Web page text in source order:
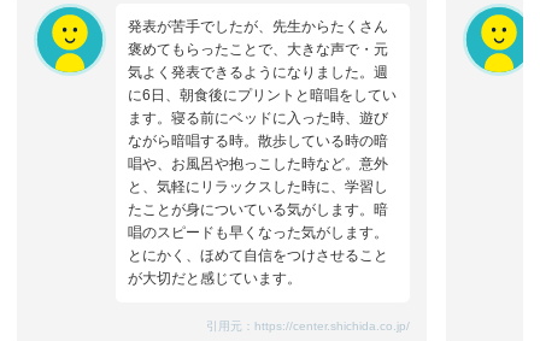
発表が苦手でしたが、先生からたくさん
褒めてもらったことで、大きな声で・元
気よく発表できるようになりました。週
に6日、朝食後にプリントと暗唱をしてい
ます。寝る前にベッドに入った時、遊び
ながら暗唱する時。散歩している時の暗
唱や、お風呂や抱っこした時など。意外
と、気軽にリラックスした時に、学習し
たことが身についている気がします。暗
唱のスピードも早くなった気がします。
とにかく、ほめて自信をつけさせること
が大切だと感じています。
引用元： https://center.shichida.co.jp/